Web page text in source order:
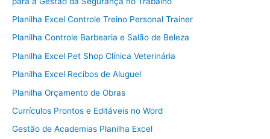
Planilha Excel Controle Treino Personal Trainer
Planilha Controle Barbearia e Salão de Beleza
Planilha Excel Pet Shop Clínica Veterinária
Planilha Excel Recibos de Aluguel
Planilha Orçamento de Obras
Currículos Prontos e Editáveis no Word
Gestão de Academias Planilha Excel